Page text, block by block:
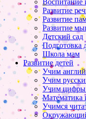
Воспитание
Развитие
Развитие
Развитие
Детский сад
Подготовка
Школа мам
Развитие детей
Учим
Учим
Учим цифры
Математика
Учимся